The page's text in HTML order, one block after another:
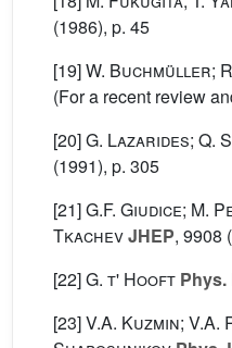
(1986), p. 45
[19]W. Buchmüller;
(For a recent review
[20]G. Lazarides; Q.
(1991), p. 305
[21]G.F. Giudice; M.
TkachevJHEP, 9908
[22]G. t' Hooft Phys.
[23]V.A. Kuzmin; V.A.